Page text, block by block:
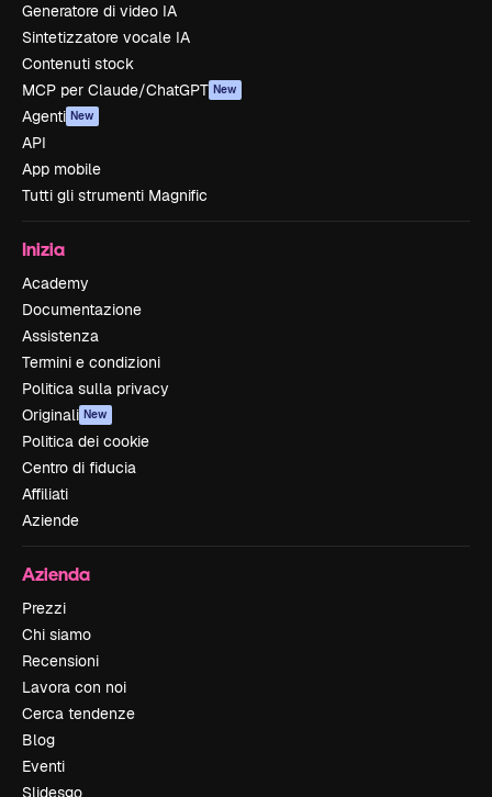
Generatore di video IA
Sintetizzatore vocale IA
Contenuti stock
MCP per Claude/ChatGPT New
Agenti New
API
App mobile
Tutti gli strumenti Magnific
Inizia
Academy
Documentazione
Assistenza
Termini e condizioni
Politica sulla privacy
Originali New
Politica dei cookie
Centro di fiducia
Affiliati
Aziende
Azienda
Prezzi
Chi siamo
Recensioni
Lavora con noi
Cerca tendenze
Blog
Eventi
Slidesgo